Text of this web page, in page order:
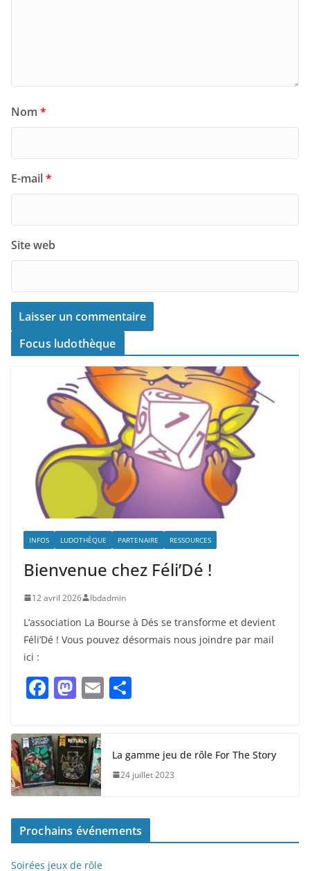
Nom *
E-mail*
Site web
Focus ludothèque
INFOS LUDOTHÈQUE PARTENAIRE RESSOURCES
Bienvenue chez Féli’Dé !
12 avril 2026 lbdadmin
L’association La Bourse à Dés se transforme et devient
Féli’Dé ! Vous pouvez désormais nous joindre par mail
ici :
F
c
e
b
o
o
k
M
st
o
d
o
n
E
g
er
La gamme jeu de rôle For The Story
24 juillet 2023
Prochains événements
Soirées jeux de rôle